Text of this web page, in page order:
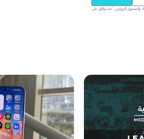
النشرات البريدية والمحتوى الترويجي، كما توافق على